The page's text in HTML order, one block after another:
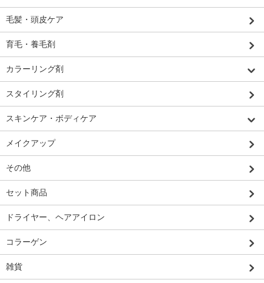
毛髪・頭皮ケア
育毛・養毛剤
カラーリング剤
スタイリング剤
スキンケア・ボディケア
メイクアップ
その他
セット商品
ドライヤー、ヘアアイロン
コラーゲン
雑貨